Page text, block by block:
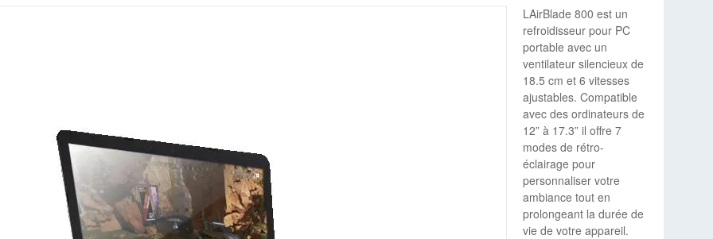
LAirBlade 800 est un
refroidisseur pour PC
portable avec un
ventilateur silencieux de
18.5 cm et 6 vitesses
ajustables. Compatible
avec des ordinateurs de
12” à 17.3” il offre 7
modes de rétro-
éclairage pour
personnaliser votre
ambiance tout en
prolongeant la durée de
vie de votre appareil.